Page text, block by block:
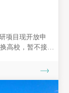
项目现开放申
高校，暂不接受